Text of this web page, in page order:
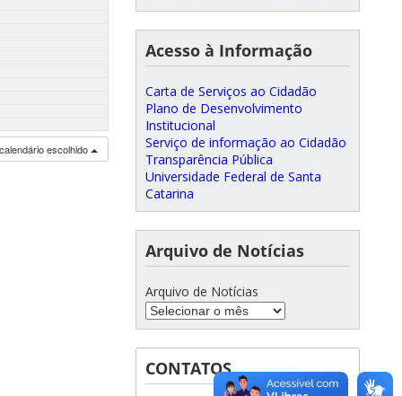
escolhido
Acesso à Informação
Carta de Serviços ao Cidadão
Plano de Desenvolvimento
Institucional
Serviço de informação ao Cidadão
Transparência Pública
Universidade Federal de Santa
Catarina
Arquivo de Notícias
Arquivo de Notícias
CONTATOS